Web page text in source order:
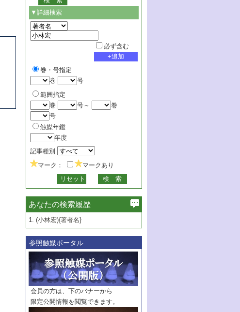
▼詳細検索
必ず含む
巻・号指定
巻
号
範囲指定
巻
号～
巻
号
触媒年鑑
年度
記事種別
マーク：
マークあり
あなたの検索履歴
1. (小林宏){著者名}
参照触媒ポータル
会員の方は、下のバナーから
限定公開情報を閲覧できます。